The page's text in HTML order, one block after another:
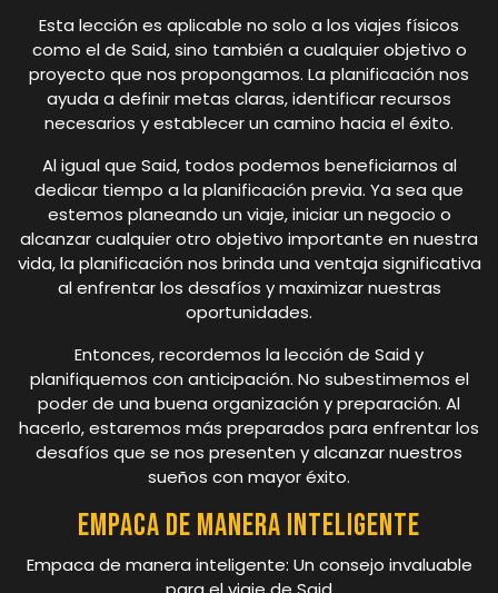
Esta lección es aplicable no solo a los viajes físicos
como el de Said, sino también a cualquier objetivo o
proyecto que nos propongamos. La planificación nos
ayuda a definir metas claras, identificar recursos
necesarios y establecer un camino hacia el éxito.
Al igual que Said, todos podemos beneficiarnos al
dedicar tiempo a la planificación previa. Ya sea que
estemos planeando un viaje, iniciar un negocio o
alcanzar cualquier otro objetivo importante en nuestra
vida, la planificación nos brinda una ventaja significativa
al enfrentar los desafíos y maximizar nuestras
oportunidades.
Entonces, recordemos la lección de Said y
planifiquemos con anticipación. No subestimemos el
poder de una buena organización y preparación. Al
hacerlo, estaremos más preparados para enfrentar los
desafíos que se nos presenten y alcanzar nuestros
sueños con mayor éxito.
Empaca de manera inteligente
Empaca de manera inteligente: Un consejo invaluable